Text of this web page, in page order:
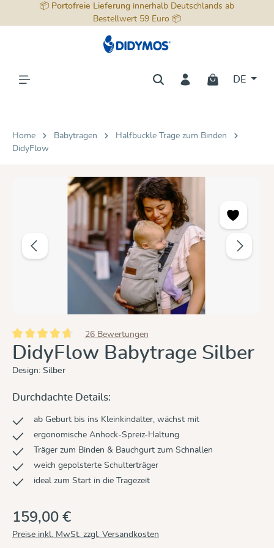
springen
📦 Portofreie Lieferung innerhalb Deutschlands ab
Bestellwert 59 Euro 📦
DE
Home Babytragen
Halfbuckle Trage zum Binden
DidyFlow
Bildergalerie überspringen
Durchschnittliche Bewertung von 4.8 von 5 Sternen
26 Bewertungen
DidyFlow Babytrage Silber
Design: Silber
Durchdachte Details:
ab Geburt bis ins Kleinkindalter, wächst mit
ergonomische Anhock-Spreiz-Haltung
Träger zum Binden & Bauchgurt zum Schnallen
weich gepolsterte Schulterträger
ideal zum Start in die Tragezeit
159,00 €
Preise inkl. MwSt. zzgl. Versandkosten